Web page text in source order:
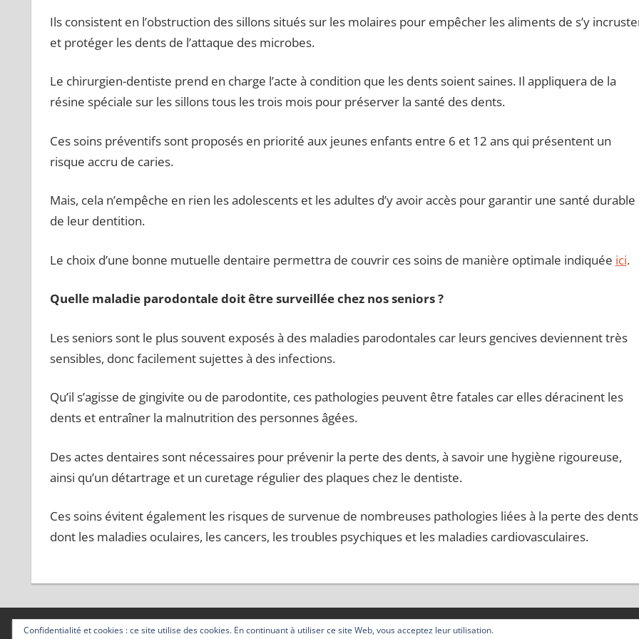
Ils consistent en l’obstruction des sillons situés sur les molaires pour empêcher les aliments de s’y
et protéger les dents de l’attaque des microbes.
Le chirurgien-dentiste prend en charge l’acte à condition que les dents soient saines. Il appliquera de la
résine spéciale sur les sillons tous les trois mois pour préserver la santé des dents.
Ces soins préventifs sont proposés en priorité aux jeunes enfants entre 6 et 12 ans qui présentent un
risque accru de caries.
Mais, cela n’empêche en rien les adolescents et les adultes d’y avoir accès pour garantir une santé durable
de leur dentition.
Le choix d’une bonne mutuelle dentaire permettra de couvrir ces soins de manière optimale indiquée ici.
Quelle maladie parodontale doit être surveillée chez nos seniors ?
Les seniors sont le plus souvent exposés à des maladies parodontales car leurs gencives deviennent très
sensibles, donc facilement sujettes à des infections.
Qu’il s’agisse de gingivite ou de parodontite, ces pathologies peuvent être fatales car elles déracinent les
dents et entraîner la malnutrition des personnes âgées.
Des actes dentaires sont nécessaires pour prévenir la perte des dents, à savoir une hygiène rigoureuse,
ainsi qu’un détartrage et un curetage régulier des plaques chez le dentiste.
Ces soins évitent également les risques de survenue de nombreuses pathologies liées à la perte des
dont les maladies oculaires, les cancers, les troubles psychiques et les maladies cardiovasculaires.
Confidentialité et cookies : ce site utilise des cookies. En continuant à utiliser ce site Web, vous acceptez leur utilisation.